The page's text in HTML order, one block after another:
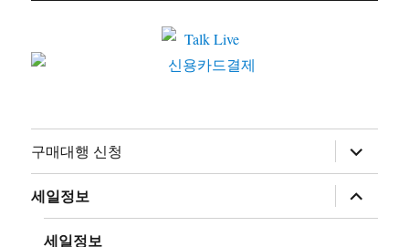
구매대행 신청
위
메
뉴
확
장
세일정보
위
메
세일정보